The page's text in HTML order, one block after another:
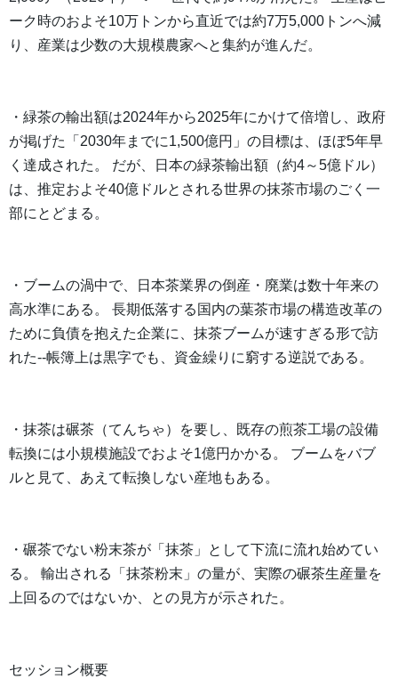
ーク時のおよそ10万トンから直近では約7万5,000トンへ減
り、産業は少数の大規模農家へと集約が進んだ。
・緑茶の輸出額は2024年から2025年にかけて倍増し、政府
が掲げた「2030年までに1,500億円」の目標は、ほぼ5年早
く達成された。 だが、日本の緑茶輸出額（約4～5億ドル）
は、推定およそ40億ドルとされる世界の抹茶市場のごく一
部にとどまる。
・ブームの渦中で、日本茶業界の倒産・廃業は数十年来の
高水準にある。 長期低落する国内の葉茶市場の構造改革の
ために負債を抱えた企業に、抹茶ブームが速すぎる形で訪
れた--帳簿上は黒字でも、資金繰りに窮する逆説である。
・抹茶は碾茶（てんちゃ）を要し、既存の煎茶工場の設備
転換には小規模施設でおよそ1億円かかる。 ブームをバブ
ルと見て、あえて転換しない産地もある。
・碾茶でない粉末茶が「抹茶」として下流に流れ始めてい
る。 輸出される「抹茶粉末」の量が、実際の碾茶生産量を
上回るのではないか、との見方が示された。
セッション概要